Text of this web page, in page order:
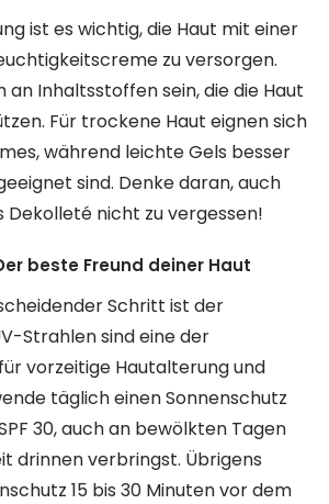
ist es wichtig, die Haut mit einer
zu versorgen.
an Inhaltsstoffen sein, die die Haut
Für trockene Haut eignen sich
während leichte Gels besser
sind. Denke daran, auch
Dekolleté nicht zu vergessen!
beste Freund deiner Haut
Schritt ist der
Strahlen sind eine der
vorzeitige Hautalterung und
täglich einen Sonnenschutz
30, auch an bewölkten Tagen
drinnen verbringst. Übrigens
15 bis 30 Minuten vor dem